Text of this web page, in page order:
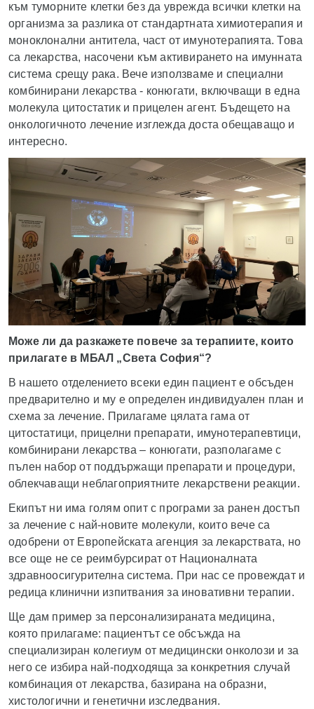
към туморните клетки без да уврежда всички клетки на
организма за разлика от стандартната химиотерапия и
моноклонални антитела, част от имунотерапията. Това
са лекарства, насочени към активирането на имунната
система срещу рака. Вече използваме и специални
комбинирани лекарства - конюгати, включващи в една
молекула цитостатик и прицелен агент. Бъдещето на
онкологичното лечение изглежда доста обещаващо и
интересно.
Може ли да разкажете повече за терапиите, които
прилагате в МБАЛ „Света София“?
В нашето отделението всеки един пациент е обсъден
предварително и му е определен индивидуален план и
схема за лечение. Прилагаме цялата гама от
цитостатици, прицелни препарати, имунотерапевтици,
комбинирани лекарства – конюгати, разполагаме с
пълен набор от поддържащи препарати и процедури,
облекчаващи неблагоприятните лекарствени реакции.
Екипът ни има голям опит с програми за ранен достъп
за лечение с най-новите молекули, които вече са
одобрени от Европейската агенция за лекарствата, но
все още не се реимбурсират от Националната
здравноосигурителна система. При нас се провеждат и
редица клинични изпитвания за иновативни терапии.
Ще дам пример за персонализираната медицина,
която прилагаме: пациентът се обсъжда на
специализиран колегиум от медицински онколози и за
него се избира най-подходяща за конкретния случай
комбинация от лекарства, базирана на образни,
хистологични и генетични изследвания.